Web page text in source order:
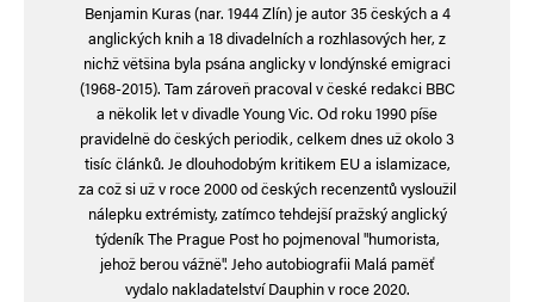
Webová stránka
Uložit do prohlížeče jméno, e-mail a webovou stránku pro budoucí
komentáře.
Informujte mě o nových komentářích e-mailem.
Benjamin Kuras (nar. 1944 Zlín) je autor 35 českých a 4
anglických knih a 18 divadelních a rozhlasových her, z
nichž většina byla psána anglicky v londýnské emigraci
(1968-2015). Tam zároveň pracoval v české redakci BBC
a několik let v divadle Young Vic. Od roku 1990 píše
pravidelně do českých periodik, celkem dnes už okolo 3
tisíc článků. Je dlouhodobým kritikem EU a islamizace,
za což si už v roce 2000 od českých recenzentů vysloužil
nálepku extrémisty, zatímco tehdejší pražský anglický
týdeník The Prague Post ho pojmenoval "humorista,
jehož berou vážně". Jeho autobiografii Malá paměť
vydalo nakladatelství Dauphin v roce 2020.